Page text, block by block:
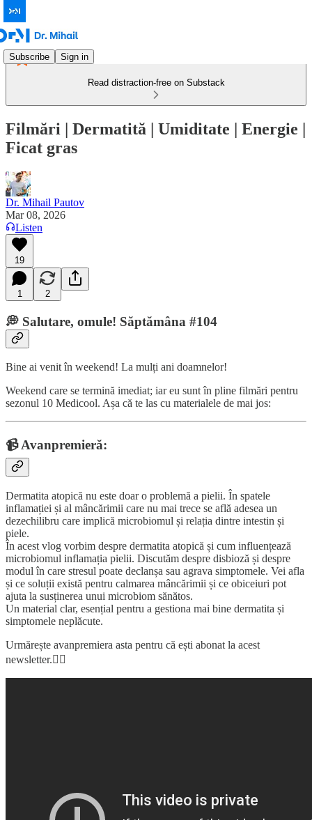
Subscribe Sign in
Read distraction-free on Substack
Filmări | Dermatită | Umiditate | Energie |
Ficat gras
Dr. Mihail Pautov
Mar 08, 2026
Listen
19
1 2
💭 Salutare, omule! Săptămâna #104
Bine ai venit în weekend! La mulți ani doamnelor!
Weekend care se termină imediat; iar eu sunt în pline filmări pentru
sezonul 10 Medicool. Așa că te las cu materialele de mai jos:
📹 Avanpremieră:
Dermatita atopică nu este doar o problemă a pielii. În spatele
inflamației și al mâncărimii care nu mai trece se află adesea un
dezechilibru care implică microbiomul și relația dintre intestin și
piele.
În acest vlog vorbim despre dermatita atopică și cum influențează
microbiomul inflamația pielii. Discutăm despre disbioză și despre
modul în care stresul poate declanșa sau agrava simptomele. Vei afla
și ce soluții există pentru calmarea mâncărimii și ce obiceiuri pot
ajuta la susținerea unui microbiom sănătos.
Un material clar, esențial pentru a gestiona mai bine dermatita și
simptomele neplăcute.
Urmărește avanpremiera asta pentru că ești abonat la acest
newsletter.👇🏼